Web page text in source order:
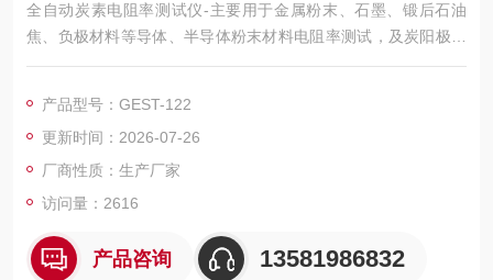
全自动炭素电阻率测试仪-主要用于金属粉末、石墨、锻后石油
焦、负极材料等导体、半导体粉末材料电阻率测试，及炭阳极、
石墨棒材等块体材料电阻率测试。
产品型号：GEST-122
更新时间：2026-07-26
厂商性质：生产厂家
访问量：2616
产品咨询 13581986832